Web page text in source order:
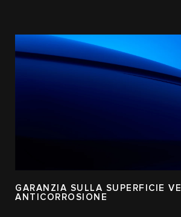
GARANZIA SULLA SUPERFICIE
ANTICORROSIONE